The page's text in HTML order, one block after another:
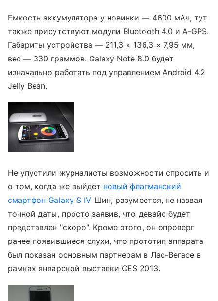
Емкость аккумулятора у новинки — 4600 мАч, тут
также присутствуют модули Bluetooth 4.0 и A-GPS.
Габариты устройства — 211,3 × 136,3 × 7,95 мм,
вес — 330 граммов. Galaxy Note 8.0 будет
изначально работать под управлением Android 4.2
Jelly Bean.
Не упустили журналисты возможности спросить и
о том, когда же выйдет новый флагманский
смартфон Galaxy S IV. Шин, разумеется, не назвал
точной даты, просто заявив, что девайс будет
представлен "скоро". Кроме этого, он опроверг
ранее появившиеся слухи, что прототип аппарата
был показан основным партнерам в Лас-Вегасе в
рамках январской выставки CES 2013.